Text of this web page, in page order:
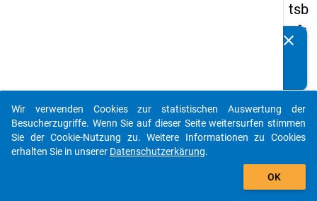
tsb
efr
g
20
19
Details
clear
auto_stories
add_shopping_cart
Wir verwenden Cookies zur statistischen Auswertung der
Besucherzugriffe. Wenn Sie auf dieser Seite weitersurfen stimmen
Sie der Cookie-Nutzung zu. Weitere Informationen zu Cookies
erhalten Sie in unserer Datenschutzerkärung.
OK